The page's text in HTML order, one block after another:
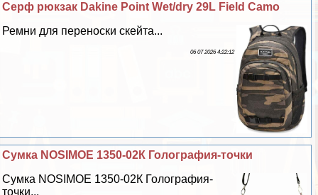
Серф рюкзак Dakine Point Wet/dry 29L Field Camo
Ремни для переноски скейта...
06 07 2026 4:22:12
Сумка NOSIMOE 1350-02К Голография-точки
Сумка NOSIMOE 1350-02К Голография-
точки...